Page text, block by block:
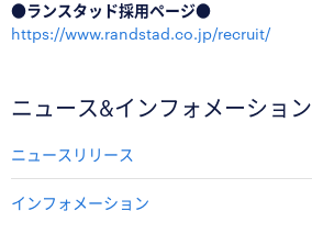
●ランスタッド採用ページ●
https://www.randstad.co.jp/recruit/
ニュース&インフォメーション
ニュースリリース
インフォメーション